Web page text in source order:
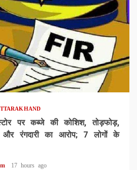
पर कब्जे की कोशिश, तोड़फोड़,
रंगदारी का आरोप; 7 लोगों के
17 hours ago